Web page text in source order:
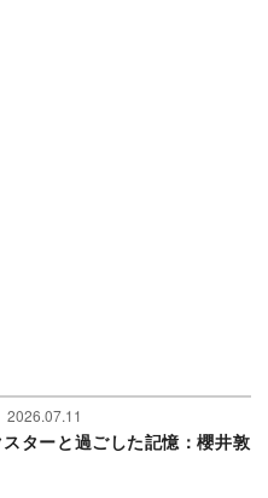
2026.07.11
スターと過ごした記憶：櫻井敦